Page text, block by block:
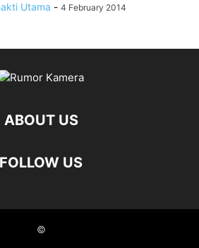
Utama - 4 February 2014
ABOUT US
FOLLOW US
©